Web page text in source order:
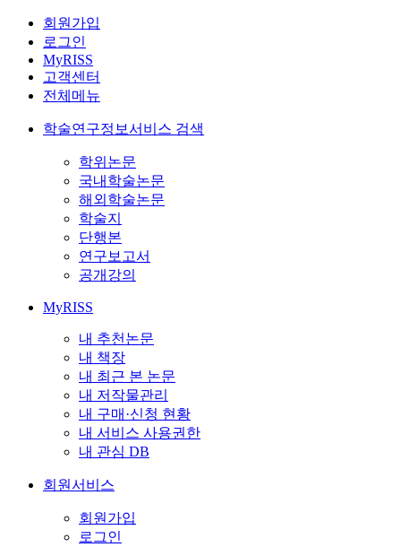
회원가입
로그인
MyRISS
고객센터
전체메뉴
학술연구정보서비스 검색
학위논문
국내학술논문
해외학술논문
학술지
단행본
연구보고서
공개강의
MyRISS
내 추천논문
내 책장
내 최근 본 논문
내 저작물관리
내 구매·신청 현황
내 서비스 사용권한
내 관심 DB
회원서비스
회원가입
로그인